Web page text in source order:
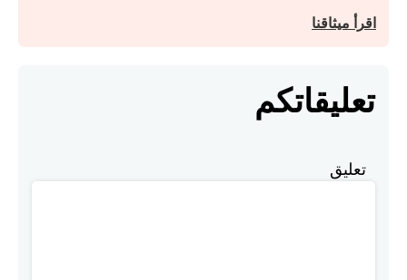
اقرأ ميثاقنا
تعليقاتكم
تعليق